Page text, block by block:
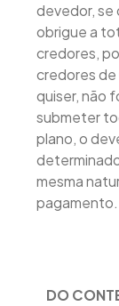
devedor, se
obrigue a
credores,
credores de
quiser, não
submeter
plano, o
mesma
pagamento.
DO